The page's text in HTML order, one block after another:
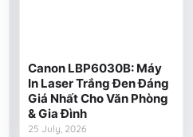
Canon LBP6030B: Máy
In Laser Trắng Đen Đáng
Giá Nhất Cho Văn Phòng
& Gia Đình
25 July, 2026